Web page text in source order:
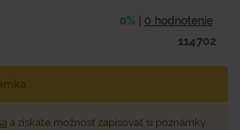
0% 0 hodnotenie
114702
a získate možnosť zapisovať si poznámky